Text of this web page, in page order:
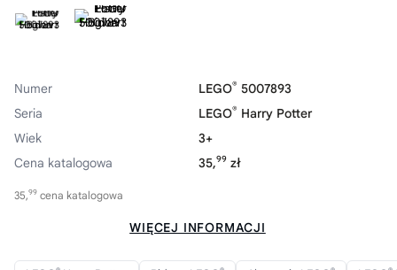
Numer LEGO® 5007893
Seria
LEGO® Harry Potter
Wiek
3+
Cena katalogowa
35,99 zł
35,99 cena katalogowa
WIĘCEJ INFORMACJI